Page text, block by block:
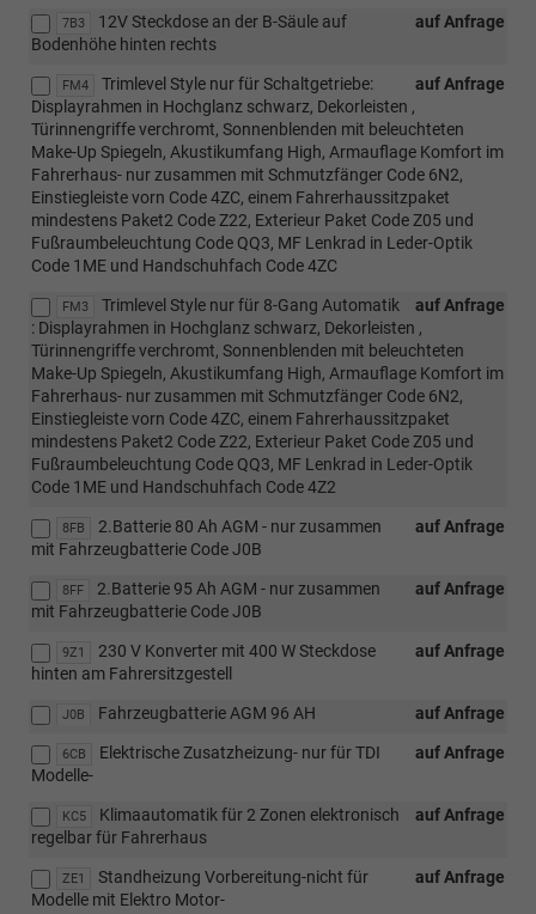
7B3 auf Anfrage
12V Steckdose an der B-Säule auf
Bodenhöhe hinten rechts
FM4 auf Anfrage
Trimlevel Style nur für Schaltgetriebe:
Displayrahmen in Hochglanz schwarz, Dekorleisten ,
Türinnengriffe verchromt, Sonnenblenden mit beleuchteten
Make-Up Spiegeln, Akustikumfang High, Armauflage Komfort im
Fahrerhaus- nur zusammen mit Schmutzfänger Code 6N2,
Einstiegleiste vorn Code 4ZC, einem Fahrerhaussitzpaket
mindestens Paket2 Code Z22, Exterieur Paket Code Z05 und
Fußraumbeleuchtung Code QQ3, MF Lenkrad in Leder-Optik
Code 1ME und Handschuhfach Code 4ZC
FM3 auf Anfrage
Trimlevel Style nur für 8-Gang Automatik
: Displayrahmen in Hochglanz schwarz, Dekorleisten ,
Türinnengriffe verchromt, Sonnenblenden mit beleuchteten
Make-Up Spiegeln, Akustikumfang High, Armauflage Komfort im
Fahrerhaus- nur zusammen mit Schmutzfänger Code 6N2,
Einstiegleiste vorn Code 4ZC, einem Fahrerhaussitzpaket
mindestens Paket2 Code Z22, Exterieur Paket Code Z05 und
Fußraumbeleuchtung Code QQ3, MF Lenkrad in Leder-Optik
Code 1ME und Handschuhfach Code 4Z2
8FB auf Anfrage
2.Batterie 80 Ah AGM - nur zusammen
mit Fahrzeugbatterie Code J0B
8FF auf Anfrage
2.Batterie 95 Ah AGM - nur zusammen
mit Fahrzeugbatterie Code J0B
9Z1 auf Anfrage
230 V Konverter mit 400 W Steckdose
hinten am Fahrersitzgestell
J0B auf Anfrage
Fahrzeugbatterie AGM 96 AH
6CB auf Anfrage
Elektrische Zusatzheizung- nur für TDI
Modelle-
KC5 auf Anfrage
Klimaautomatik für 2 Zonen elektronisch
regelbar für Fahrerhaus
ZE1 auf Anfrage
Standheizung Vorbereitung-nicht für
Modelle mit Elektro Motor-